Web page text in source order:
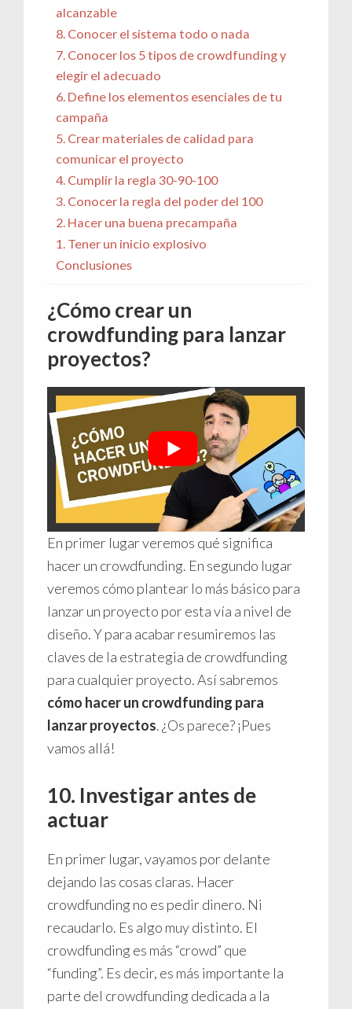
alcanzable
8. Conocer el sistema todo o nada
7. Conocer los 5 tipos de crowdfunding y
elegir el adecuado
6. Define los elementos esenciales de tu
campaña
5. Crear materiales de calidad para
comunicar el proyecto
4. Cumplir la regla 30-90-100
3. Conocer la regla del poder del 100
2. Hacer una buena precampaña
1. Tener un inicio explosivo
Conclusiones
¿Cómo crear un
crowdfunding para lanzar
proyectos?
En primer lugar veremos qué significa
hacer un crowdfunding. En segundo lugar
veremos cómo plantear lo más básico para
lanzar un proyecto por esta vía a nivel de
diseño. Y para acabar resumiremos las
claves de la estrategia de crowdfunding
para cualquier proyecto. Así sabremos
cómo hacer un crowdfunding para
lanzar proyectos. ¿Os parece? ¡Pues
vamos allá!
10. Investigar antes de
actuar
En primer lugar, vayamos por delante
dejando las cosas claras. Hacer
crowdfunding no es pedir dinero. Ni
recaudarlo. Es algo muy distinto. El
crowdfunding es más “crowd” que
“funding”. Es decir, es más importante la
parte del crowdfunding dedicada a la